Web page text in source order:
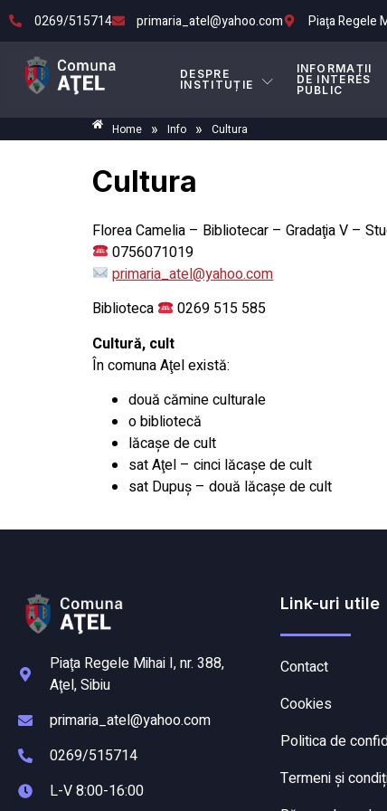
0269/515714 primaria_atel@yahoo.com Piaţa Regele
DESPRE
INSTITUȚIE
INFORMAȚII
DE INTERES
PUBLIC
Home » Info » Cultura
Cultura
Florea Camelia – Bibliotecar – Gradaţia V –
0756071019
primaria_atel@yahoo.com
Biblioteca
0269 515 585
Cultură, cult
În comuna Aţel există:
două cămine culturale
o bibliotecă
lăcaşe de cult
sat Aţel – cinci lăcaşe de cult
sat Dupuş – două lăcaşe de cult
Piaţa Regele Mihai I, nr. 388,
Aţel, Sibiu
primaria_atel@yahoo.com
0269/515714
L-V 8:00-16:00
Link-uri utile
Contact
Cookies
Politica de
Termeni și